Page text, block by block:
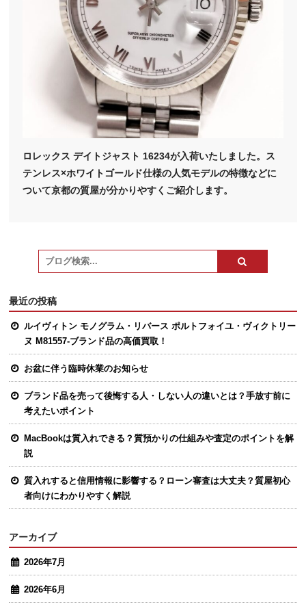
ロレックス デイトジャスト 16234が入荷いたしました。ス
テンレス×ホワイトゴールド仕様の人気モデルの特徴などに
ついて京都の質屋が分かりやすくご紹介します。
最近の投稿
ルイヴィトン モノグラム・リバース ポルトフォイユ・ヴィクトリー
ヌ M81557-ブランド品の高価買取！
お盆に伴う臨時休業のお知らせ
ブランド品を売って後悔する人・しない人の違いとは？手放す前に
考えたいポイント
MacBookは質入れできる？質預かりの仕組みや査定のポイントを解
説
質入れすると信用情報に影響する？ローン審査は大丈夫？質屋初心
者向けにわかりやすく解説
アーカイブ
2026年7月
2026年6月